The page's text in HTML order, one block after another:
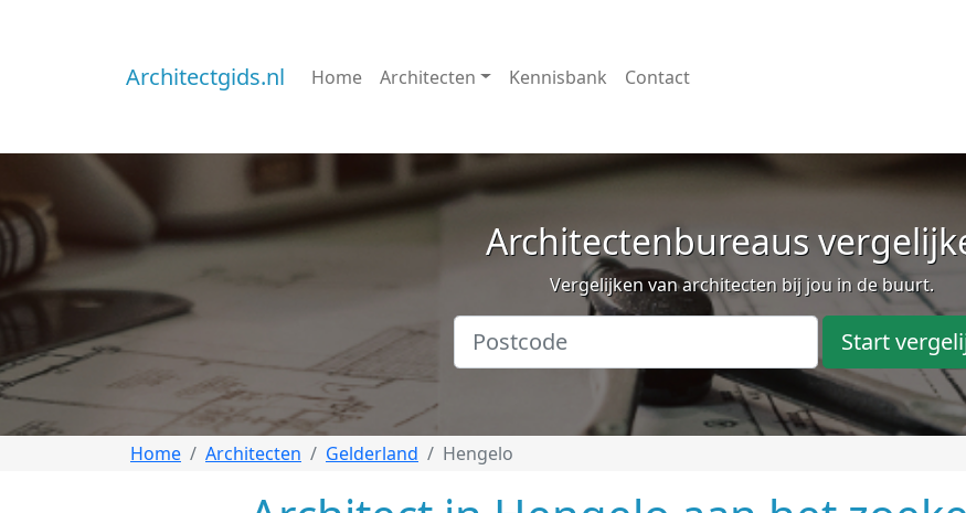
Architectgids.nl Home Architecten Kennisbank Contact
Architectenbureaus
Vergelijken van architecten bij jou in de buurt.
Start
Home Architecten Gelderland Hengelo